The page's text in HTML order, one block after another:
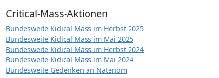
Critical-Mass-Aktionen
Bundesweite Kidical Mass im Herbst 2025
Bundesweite Kidical Mass im Mai 2025
Bundesweite Kidical Mass im Herbst 2024
Bundesweite Kidical Mass im Mai 2024
Bundesweite Gedenken an Natenom